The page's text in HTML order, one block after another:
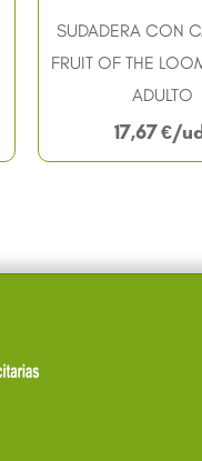
SUDADERA CON
FRUIT OF THE
ADULTO
17,67€